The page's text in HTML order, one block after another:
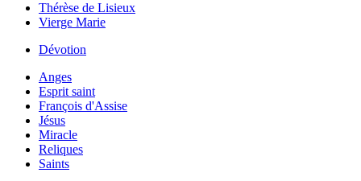
Thérèse de Lisieux
Vierge Marie
Dévotion
Anges
Esprit saint
François d'Assise
Jésus
Miracle
Reliques
Saints